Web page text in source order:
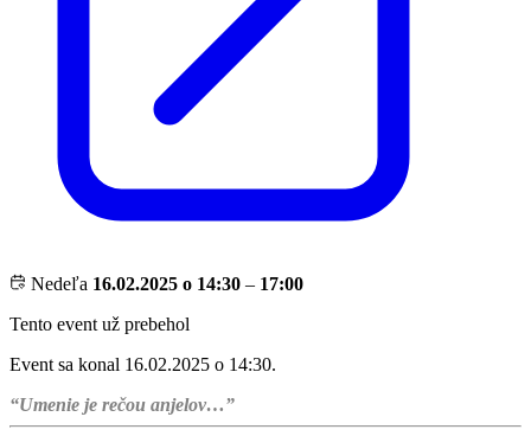
Nedeľa 16.02.2025 o 14:30 – 17:00
Tento event už prebehol
Event sa konal 16.02.2025 o 14:30.
“Umenie je rečou anjelov…”